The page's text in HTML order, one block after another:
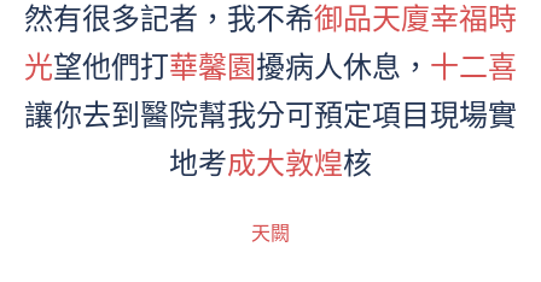
然有很多記者，我不希御品天廈幸福時
光望他們打華馨園擾病人休息， 十二喜
讓你去到醫院幫我分可預定項目現場實
地考成大敦煌核
天闕